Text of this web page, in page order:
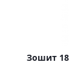
Зошит 18